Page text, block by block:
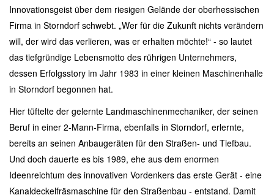
Innovationsgeist über dem riesigen Gelände der oberhessischen
Firma in Storndorf schwebt. „Wer für die Zukunft nichts verändern
will, der wird das verlieren, was er erhalten möchte!“ - so lautet
das tiefgründige Lebensmotto des rührigen Unternehmers,
dessen Erfolgsstory im Jahr 1983 in einer kleinen Maschinenhalle
in Storndorf begonnen hat.
Hier tüftelte der gelernte Landmaschinenmechaniker, der seinen
Beruf in einer 2-Mann-Firma, ebenfalls in Storndorf, erlernte,
bereits an seinen Anbaugeräten für den Straßen- und Tiefbau.
Und doch dauerte es bis 1989, ehe aus dem enormen
Ideenreichtum des innovativen Vordenkers das erste Gerät - eine
Kanaldeckelfräsmaschine für den Straßenbau - entstand. Damit